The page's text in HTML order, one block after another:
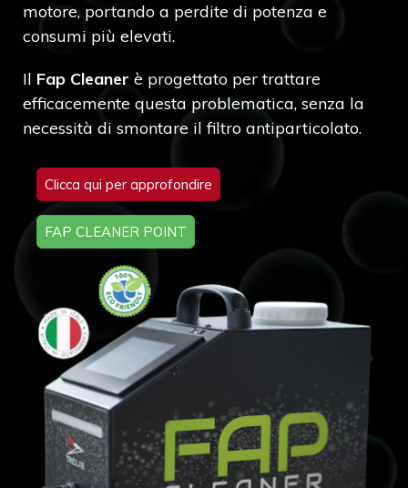
motore, portando a perdite di potenza e
consumi più elevati.
Il Fap Cleaner è progettato per trattare
efficacemente questa problematica, senza la
necessità di smontare il filtro antiparticolato.
Clicca qui per approfondire
FAP CLEANER POINT